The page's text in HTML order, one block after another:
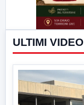
ULTIMI VIDEO